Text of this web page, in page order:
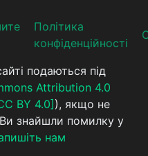
Політика
конфіденційності
подаються під
Attribution 4.0
BY 4.0] ), якщо не
знайшли помилку у
нам